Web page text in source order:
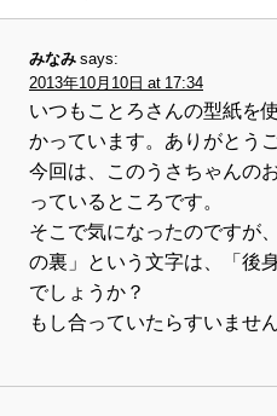
みなみ says:
2013年10月10日 at 17:34
いつもことろさんの型紙を
かっています。ありがとう
今回は、このうさちゃんの
っているところです。
そこで気になったのですが
の裏」という文字は、「後
でしょうか？
もし合っていたらすいません